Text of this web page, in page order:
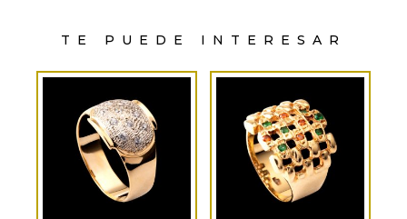
TE PUEDE INTERESAR